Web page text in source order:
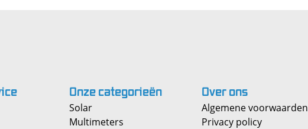
Onzecategorieën
Solar
Multimeters
Overons
Algemene voorwaarden
Privacy policy